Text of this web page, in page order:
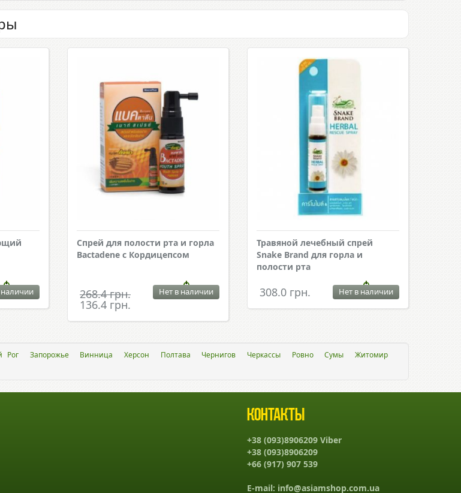
Спрей для полости рта и горла
Bactadene с Кордицепсом
268.4 грн.
136.4 грн.
Нет в наличии
Травяной лечебный спрей
Snake Brand для горла и
полости рта
308.0 грн. Нет в наличии
Рог Запорожье Винница Херсон Полтава Чернигов Черкассы Ровно Сумы
Житомир
Контакты
+38 (093)8906209 Viber
+38 (093)8906209
+66 (917) 907 539
E-mail: info@asiamshop.com.ua